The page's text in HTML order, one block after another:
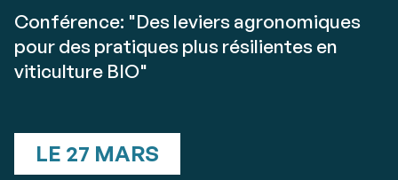
Conférence: "Des leviers agronomiques
pour des pratiques plus résilientes en
viticulture BIO"
LE 27 MARS